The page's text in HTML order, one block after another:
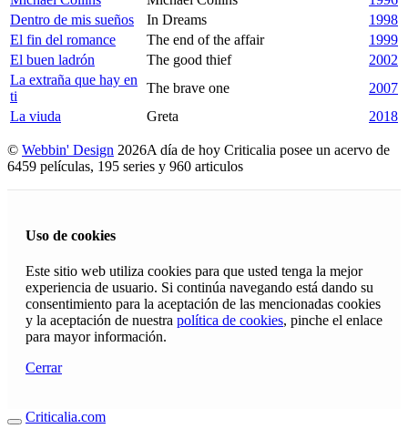
Dentro de mis sueños
In Dreams
1998
El fin del romance
The end of the affair
1999
El buen ladrón
The good thief
2002
La extraña que hay en
ti
The brave one
2007
La viuda
Greta 2018
© Webbin' Design 2026A día de hoy Criticalia posee un acervo de
6459 películas, 195 series y 960 articulos
Uso de cookies
Este sitio web utiliza cookies para que usted tenga la mejor
experiencia de usuario. Si continúa navegando está dando su
consentimiento para la aceptación de las mencionadas cookies
y la aceptación de nuestra política de cookies, pinche el enlace
para mayor información.
Cerrar
Criticalia.com